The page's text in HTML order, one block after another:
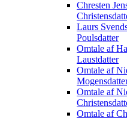
Chresten
Laurs
Poulsdatter
Omtale af
Laustdatter
Omtale af
Omtale af
Omtale af